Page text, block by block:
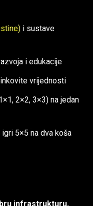
i sustave
i edukacije
vrijednosti
2×2, 3×3) na jedan
5×5 na dva koša
infrastrukturu,